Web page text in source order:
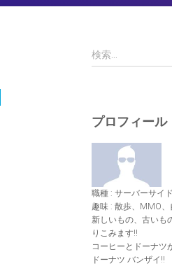
検
索
検索…
プロフィール
職種 : サーバーサイ
趣味 : 散歩、MMO、
新しいもの、古いも
りこみます!!
コーヒーとドーナツ
ドーナツ バンザイ!!